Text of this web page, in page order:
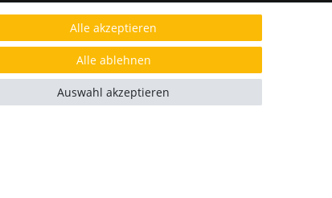
AUSGEZEICHNET.ORG
Alle akzeptieren
Alle ablehnen
Auswahl akzeptieren